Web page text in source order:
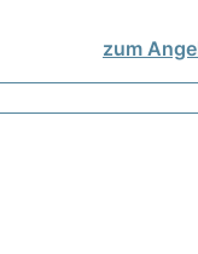
zum